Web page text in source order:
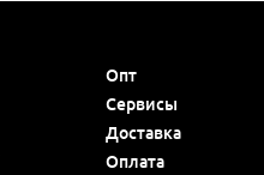
Опт
Сервисы
Доставка
Оплата